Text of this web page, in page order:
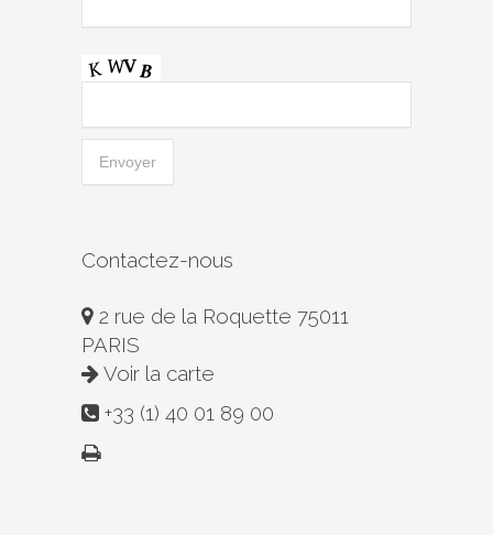
Contactez-nous
2 rue de la Roquette 75011
PARIS
Voir la carte
+33 (1) 40 01 89 00